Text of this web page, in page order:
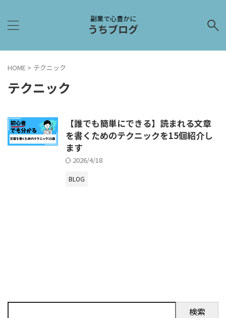
副業で心豊かに
うちブログ
HOME > テクニック
テクニック
【誰でも簡単にできる】読まれる文章
を書くためのテクニックを15個紹介し
ます
2026/4/18
BLOG
検索